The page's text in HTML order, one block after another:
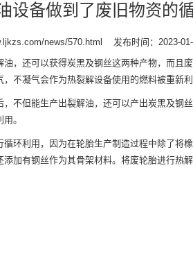
设备做到了废旧物资的
news/570.html 发布时间：2023-
还可以获得炭黑及钢丝这两种产物，而且
不凝气会作为热裂解设备使用的燃料被重新利
但能生产出裂解油，还可以产出炭黑及钢
。
利用，因为在轮胎生产制造过程中除了将
加有钢丝作为其骨架材料。将废轮胎进行热